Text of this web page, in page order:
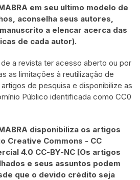
em seu ultimo modelo de
aconselha seus autores,
a elencar acerca das
de cada autor).
a revista ter acesso aberto ou por
as limitações à reutilização de
de pesquisa e disponibilize as
Público identificada como CC0
disponibiliza os artigos
Creative Commons - CC
4.0 CC-BY-NC [Os artigos
e seus assuntos podem
que o devido crédito seja